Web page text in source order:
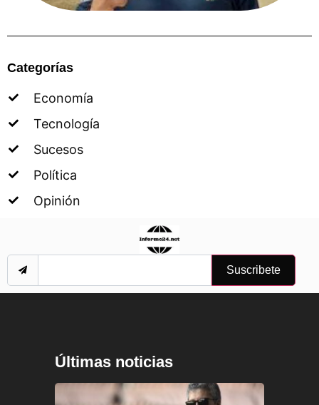
Categorías
Economía
Tecnología
Sucesos
Política
Opinión
Suscribete
Últimas noticias